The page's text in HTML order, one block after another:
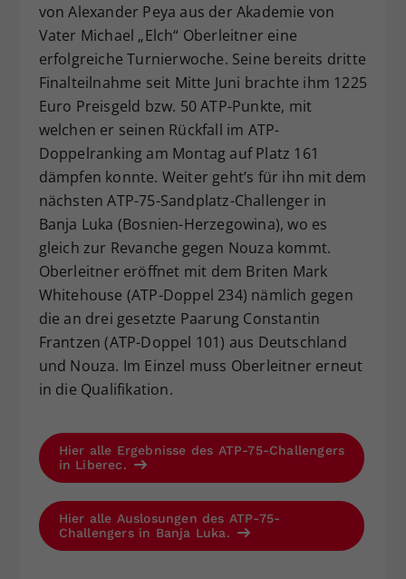
von Alexander Peya aus der Akademie von
Vater Michael „Elch“ Oberleitner eine
erfolgreiche Turnierwoche. Seine bereits dritte
Finalteilnahme seit Mitte Juni brachte ihm 1225
Euro Preisgeld bzw. 50 ATP-Punkte, mit
welchen er seinen Rückfall im ATP-
Doppelranking am Montag auf Platz 161
dämpfen konnte. Weiter geht’s für ihn mit dem
nächsten ATP-75-Sandplatz-Challenger in
Banja Luka (Bosnien-Herzegowina), wo es
gleich zur Revanche gegen Nouza kommt.
Oberleitner eröffnet mit dem Briten Mark
Whitehouse (ATP-Doppel 234) nämlich gegen
die an drei gesetzte Paarung Constantin
Frantzen (ATP-Doppel 101) aus Deutschland
und Nouza. Im Einzel muss Oberleitner erneut
in die Qualifikation.
Hier alle Ergebnisse des ATP-75-Challengers
in Liberec.
Hier alle Auslosungen des ATP-75-
Challengers in Banja Luka.